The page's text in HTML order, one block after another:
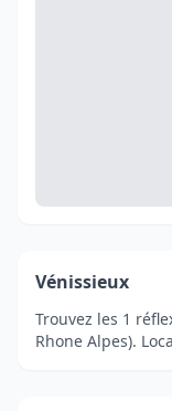
Vénissieux
Trouvez les 1
Rhone Alpes).